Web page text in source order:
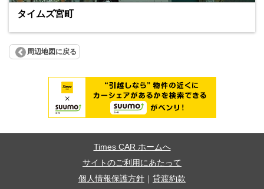
タイムズ宮町
周辺地図に戻る
Times CAR ホームへ
サイトのご利用にあたって
個人情報保護方針
貸渡約款